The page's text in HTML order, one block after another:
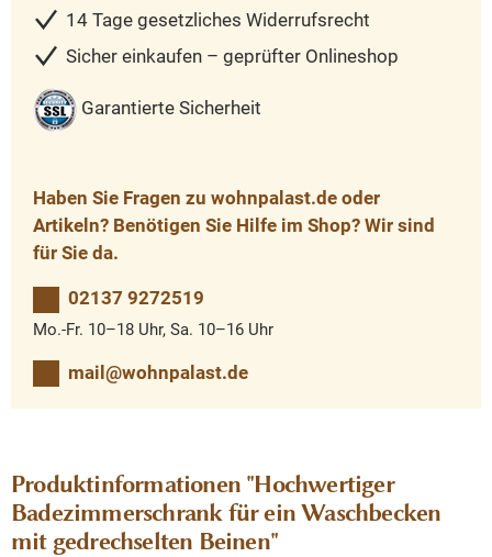
14 Tage gesetzliches Widerrufsrecht
Sicher einkaufen – geprüfter Onlineshop
Garantierte Sicherheit
Haben Sie Fragen zu wohnpalast.de oder
Artikeln? Benötigen Sie Hilfe im Shop? Wir sind
für Sie da.
02137 9272519
Mo.-Fr. 10–18 Uhr, Sa. 10–16 Uhr
mail@wohnpalast.de
Produktinformationen "Hochwertiger
Badezimmerschrank für ein Waschbecken
mit gedrechselten Beinen"